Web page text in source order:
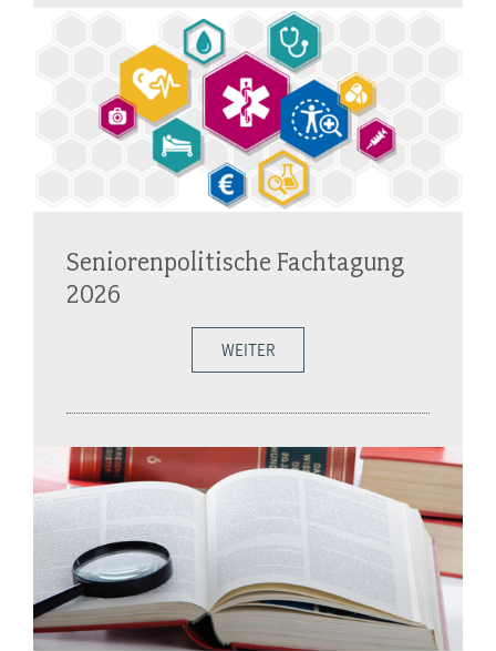
Seniorenpolitische Fachtagung
2026
WEITER